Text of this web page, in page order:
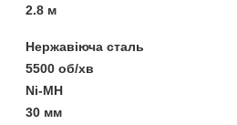
2.8 м
Нержавіюча сталь
5500 об/хв
Ni-MH
30 мм